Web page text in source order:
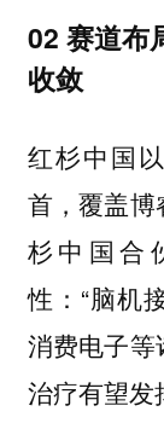
02 赛道布
收敛
红杉中国
首，覆盖博
杉中国合
性：“脑机
消费电子等
治疗有望发